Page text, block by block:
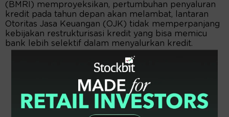
(BMRI) memproyeksikan, pertumbuhan penyaluran
kredit pada tahun depan akan melambat, lantaran
Otoritas Jasa Keuangan (OJK) tidak memperpanjang
kebijakan restrukturisasi kredit yang bisa memicu
bank lebih selektif dalam menyalurkan kredit.